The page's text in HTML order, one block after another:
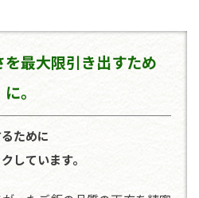
を最大限引き出すため
に。
ために
しています。